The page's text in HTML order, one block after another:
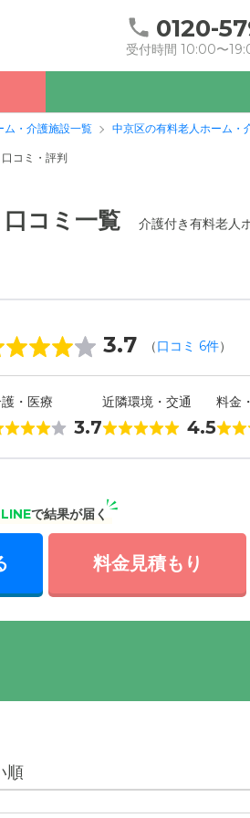
0120-
受付時間 10:00〜
ム・介護施設一覧 中京区の有料老人ホーム・
口コミ・評判
コミ一覧
介護付き有料老人
3.7 （口コミ 6件）
・医療
3.7
近隣環境・交通
4.5
料金
LINEで結果が届く
料金見積もり
順